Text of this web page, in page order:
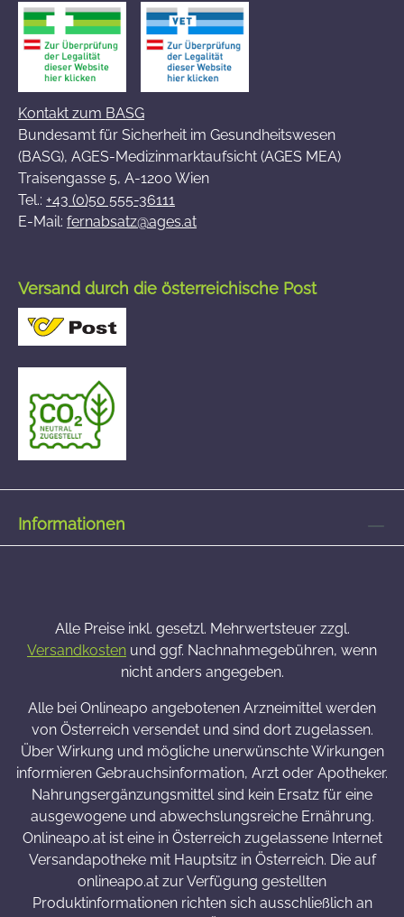
Kontakt zum BASG
Bundesamt für Sicherheit im Gesundheitswesen
(BASG), AGES-Medizinmarktaufsicht (AGES MEA)
Traisengasse 5, A-1200 Wien
Tel.: +43 (0)50 555-36111
E-Mail: fernabsatz@ages.at
Versand durch die österreichische Post
Informationen
Alle Preise inkl. gesetzl. Mehrwertsteuer zzgl.
Versandkosten und ggf. Nachnahmegebühren, wenn
nicht anders angegeben.
Alle bei Onlineapo angebotenen Arzneimittel werden
von Österreich versendet und sind dort zugelassen.
Über Wirkung und mögliche unerwünschte Wirkungen
informieren Gebrauchsinformation, Arzt oder Apotheker.
Nahrungsergänzungsmittel sind kein Ersatz für eine
ausgewogene und abwechslungsreiche Ernährung.
Onlineapo.at ist eine in Österreich zugelassene Internet
Versandapotheke mit Hauptsitz in Österreich. Die auf
onlineapo.at zur Verfügung gestellten
Produktinformationen richten sich ausschließlich an